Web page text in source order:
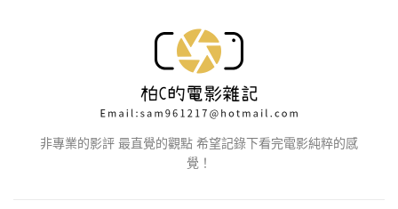
非專業的影評 最直覺的觀點 希望記錄下看完電影純粹的感
覺！